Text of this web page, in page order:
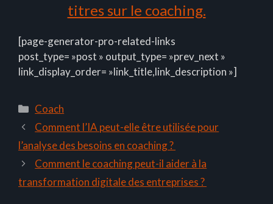
titres sur le coaching.
[page-generator-pro-related-links
post_type= »post » output_type= »prev_next »
link_display_order= »link_title,link_description »]
Catégories
Coach
Comment l’IA peut-elle être utilisée pour
l’analyse des besoins en coaching ?
Comment le coaching peut-il aider à la
transformation digitale des entreprises ?